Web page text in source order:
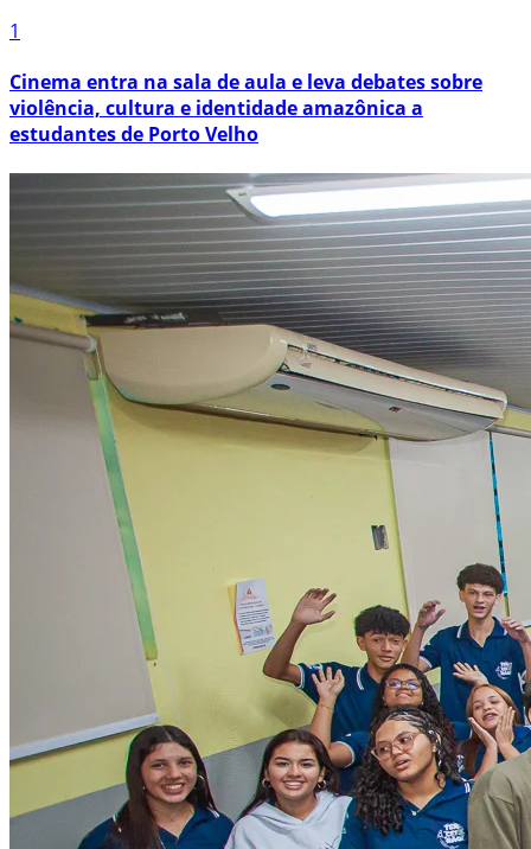
1
Cinema entra na sala de aula e leva debates sobre
violência, cultura e identidade amazônica a
estudantes de Porto Velho